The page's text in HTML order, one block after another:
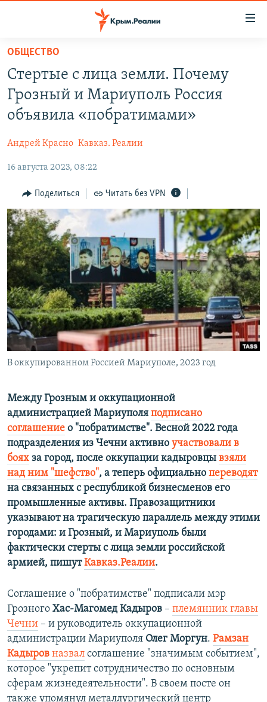
Вернуться
основному
содержанию
Вернутся
главной
навигации
Вернутся
поиску
СПЕЦПРОЕКТЫ
ГРУЗ 200
11 ЛЕТ ОККУПАЦИИ КРЫМА. 11 ИСТОРИЙ СОПРОТИВЛЕНИЯ
ВОДА
ЕЩЕ
ИНТЕРАКТИВ
ИНФОГРАФИКА
ТЕЛЕПРОЕКТ КРЫМ.РЕАЛИИ
СОВЕТЫ ПРАВОЗАЩИТНИКОВ
ПРОПАВШИЕ БЕЗ ВЕСТИ
ПОБЕДИТЕЛЕЙ НЕ СУДЯТ?
КРЫМ.НЕПОКОРЕННЫЙ
ELIFBE
УКРАИНСКАЯ ПРОБЛЕМА КРЫМА
РАДІО СВОБОДА
КАК ОБОЙТИ БЛОКИРОВКУ
Українською
Qırımtatar
ПРИСОЕДИНЯЙТЕСЬ!
Все сайты RFE/RL
ОБЩЕСТВО
Стертые с лица земли. Почему
Грозный и Мариуполь Россия
объявила «побратимами»
Андрей Красно Кавказ. Реалии
16 августа 2023, 08:22
Поделиться Читать без VPN
В оккупированном Россией Мариуполе, 2023 год
Между Грозным и оккупационной
администрацией Мариуполя подписано
соглашение о "побратимстве". Весной 2022 года
подразделения из Чечни активно участвовали в
боях за город, после оккупации кадыровцы взяли
над ним "шефство", а теперь официально переводят
на связанных с республикой бизнесменов его
промышленные активы. Правозащитники
указывают на трагическую параллель между этими
городами: и Грозный, и Мариуполь были
фактически стерты с лица земли российской
армией, пишутКавказ.Реалии.
Соглашение о "побратимстве" подписали мэр
Грозного Хас-Магомед Кадыров – племянник главы
Чечни – и руководитель оккупационной
администрации Мариуполя Олег Моргун. Рамзан
Кадыров назвал соглашение "значимым событием",
которое "укрепит сотрудничество по основным
сферам жизнедеятельности". В своем посте он
также упомянул металлургический центр